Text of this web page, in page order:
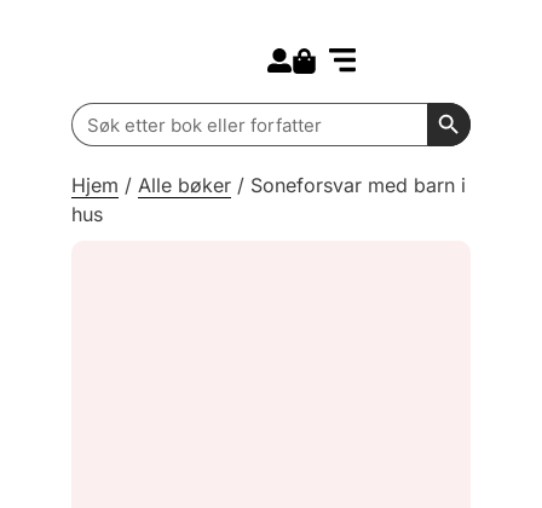
Search
for:
Search
Hjem / Alle bøker / Soneforsvar med barn i
hus